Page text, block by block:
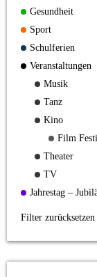
Gesundheit
Sport
Schulferien
Veranstaltungen
Musik
Tanz
Kino
Film
Theater
TV
Jahrestag –
Filter zurücksetzen